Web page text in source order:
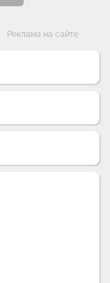
Реклама на сайте